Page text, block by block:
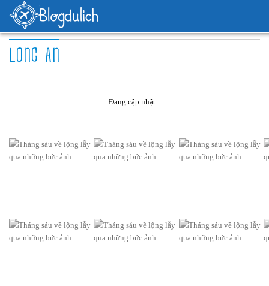
LONG AN
Đang cập nhật...